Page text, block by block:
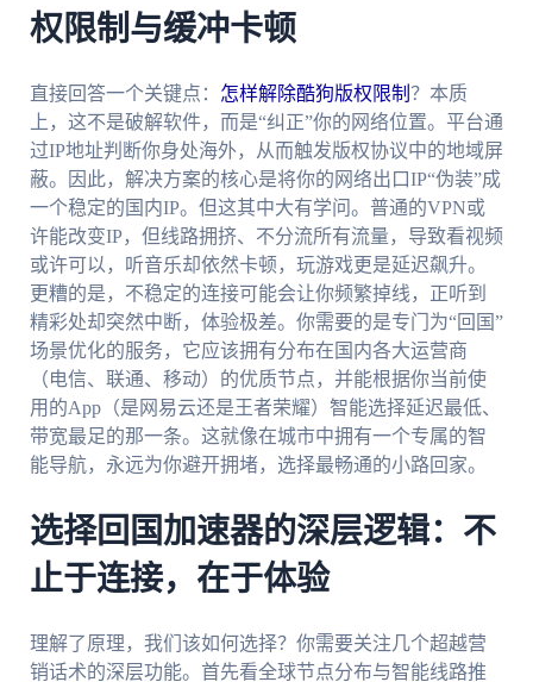
权限制与缓冲卡顿
直接回答一个关键点： 怎样解除酷狗版权限制 ？本质
上，这不是破解软件，而是“纠正”你的网络位置。平台通
过IP地址判断你身处海外，从而触发版权协议中的地域屏
蔽。因此，解决方案的核心是将你的网络出口IP“伪装”成
一个稳定的国内IP。但这其中大有学问。普通的VPN或
许能改变IP，但线路拥挤、不分流所有流量，导致看视频
或许可以，听音乐却依然卡顿，玩游戏更是延迟飙升。
更糟的是，不稳定的连接可能会让你频繁掉线，正听到
精彩处却突然中断，体验极差。你需要的是专门为“回国”
场景优化的服务，它应该拥有分布在国内各大运营商
（电信、联通、移动）的优质节点，并能根据你当前使
用的App（是网易云还是王者荣耀）智能选择延迟最低、
带宽最足的那一条。这就像在城市中拥有一个专属的智
能导航，永远为你避开拥堵，选择最畅通的小路回家。
选择回国加速器的深层逻辑：不
止于连接，在于体验
理解了原理，我们该如何选择？你需要关注几个超越营
销话术的深层功能。首先看全球节点分布与智能线路推